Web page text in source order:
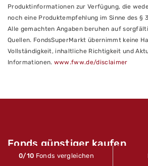
0/10 Fonds vergleichen
Produktinformationen zur Verfügung, die
noch eine Produktempfehlung im Sinne des §
Alle gemachten Angaben beruhen auf
Quellen. FondsSuperMarkt übernimmt keine
Vollständigkeit, inhaltliche Richtigkeit und
Informationen. www.fww.de/disclaimer
Fonds günstiger kaufen